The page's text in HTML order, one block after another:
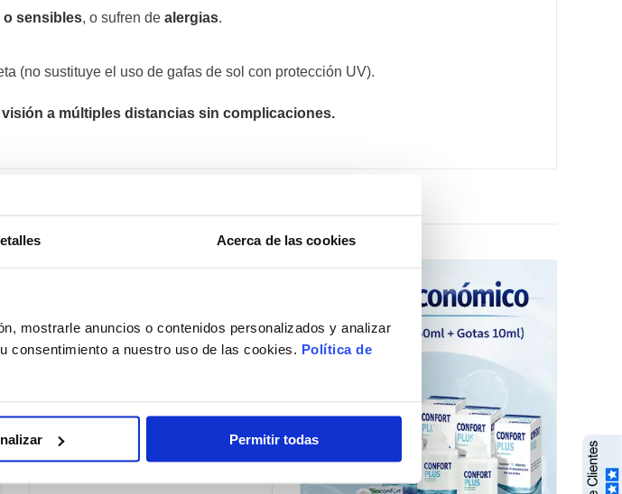
Acerca de las cookies
mostrarle anuncios o contenidos personalizados y analizar
consentimiento a nuestro uso de las cookies. Política de
Permitir todas
sensibles, o sufren de alergias.
(no sustituye el uso de gafas de sol con protección UV).
visión a múltiples distancias sin complicaciones.
Estuche para lentillas diarias Deporte